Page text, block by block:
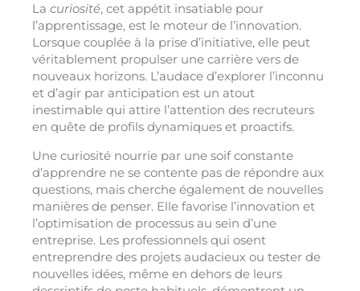
La curiosité, cet appétit insatiable pour
l’apprentissage, est le moteur de l’innovation.
Lorsque couplée à la prise d’initiative, elle peut
véritablement propulser une carrière vers de
nouveaux horizons. L’audace d’explorer l’inconnu
et d’agir par anticipation est un atout
inestimable qui attire l’attention des recruteurs
en quête de profils dynamiques et proactifs.
Une curiosité nourrie par une soif constante
d’apprendre ne se contente pas de répondre aux
questions, mais cherche également de nouvelles
manières de penser. Elle favorise l’innovation et
l’optimisation de processus au sein d’une
entreprise. Les professionnels qui osent
entreprendre des projets audacieux ou tester de
nouvelles idées, même en dehors de leurs